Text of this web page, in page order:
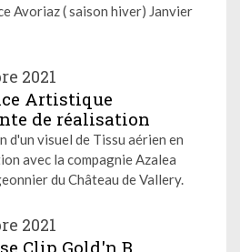
Avoriaz ( saison hiver) Janvier
2021
Artistique
de réalisation
d'un visuel de Tissu aérien en
avec la compagnie Azalea
du Château de Vallery.
2021
Clip Gold'n B